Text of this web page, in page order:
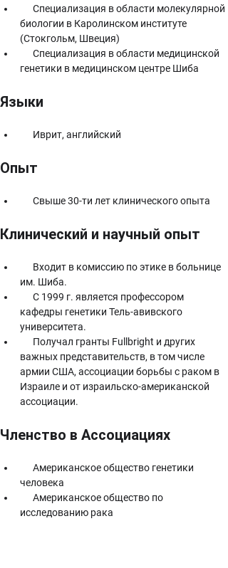
Специализация в области молекулярной
биологии в Каролинском институте
(Стокгольм, Швеция)
Специализация в области медицинской
генетики в медицинском центре Шиба
Языки
Иврит, английский
Опыт
Свыше 30-ти лет клинического опыта
Клинический и научный опыт
Входит в комиссию по этике в больнице
им. Шиба.
С 1999 г. является профессором
кафедры генетики Тель-авивского
университета.
Получал гранты Fullbright и других
важных представительств, в том числе
армии США, ассоциации борьбы с раком в
Израиле и от израильско-американской
ассоциации.
Членство в Ассоциациях
Американское общество генетики
человека
Американское общество по
исследованию рака